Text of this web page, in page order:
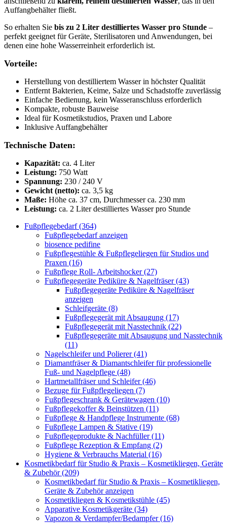
Auffangbehälter fließt.
So erhalten Sie bis zu 2 Liter destilliertes Wasser pro Stunde –
perfekt geeignet für Geräte, Sterilisatoren und Anwendungen, bei
denen eine hohe Wasserreinheit erforderlich ist.
Vorteile:
Herstellung von destilliertem Wasser in höchster Qualität
Entfernt Bakterien, Keime, Salze und Schadstoffe zuverlässig
Einfache Bedienung, kein Wasseranschluss erforderlich
Kompakte, robuste Bauweise
Ideal für Kosmetikstudios, Praxen und Labore
Inklusive Auffangbehälter
Technische Daten:
Kapazität: ca. 4 Liter
Leistung: 750 Watt
Spannung: 230 / 240 V
Gewicht (netto): ca. 3,5 kg
Maße: Höhe ca. 37 cm, Durchmesser ca. 230 mm
Leistung: ca. 2 Liter destilliertes Wasser pro Stunde
Fußpflegebedarf (364)
Fußpflegebedarf anzeigen
biosence pedifine
Fußpflegestühle & Fußpflegeliegen für Studios und
Praxen (16)
Fußpflege Roll- Arbeitshocker (27)
Fußpflegegeräte Pediküre & Nagelfräser (43)
Fußpflegegeräte Pediküre & Nagelfräser
anzeigen
Schleifgeräte (8)
Fußpflegegerät mit Absaugung (17)
Fußpflegegerät mit Nasstechnik (22)
Fußpflegegeräte mit Absaugung und Nasstechnik
(11)
Nagelschleifer und Polierer (41)
Diamantfräser & Diamantschleifer für professionelle
Fuß- und Nagelpflege (48)
Hartmetallfräser und Schleifer (46)
Bezuge für Fußpflegeliegen (7)
Fußpflegeschrank & Gerätewagen (10)
Fußpflegekoffer & Beinstützen (11)
Fußpflege & Handpflege Instrumente (68)
Fußpflege Lampen & Stative (19)
Fußpflegeprodukte & Nachfüller (11)
Fußpflege Rezeption & Empfang (2)
Hygiene & Verbrauchs Material (16)
Kosmetikbedarf für Studio & Praxis – Kosmetikliegen, Geräte
& Zubehör (209)
Kosmetikbedarf für Studio & Praxis – Kosmetikliegen,
Geräte & Zubehör anzeigen
Kosmetikliegen & Kosmetikstühle (45)
Apparative Kosmetikgeräte (34)
Vapozon & Verdampfer/Bedampfer (16)